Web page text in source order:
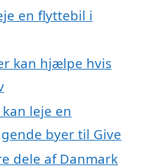
en flyttebil i
kan hjælpe hvis
leje en
byer til Give
dele af Danmark